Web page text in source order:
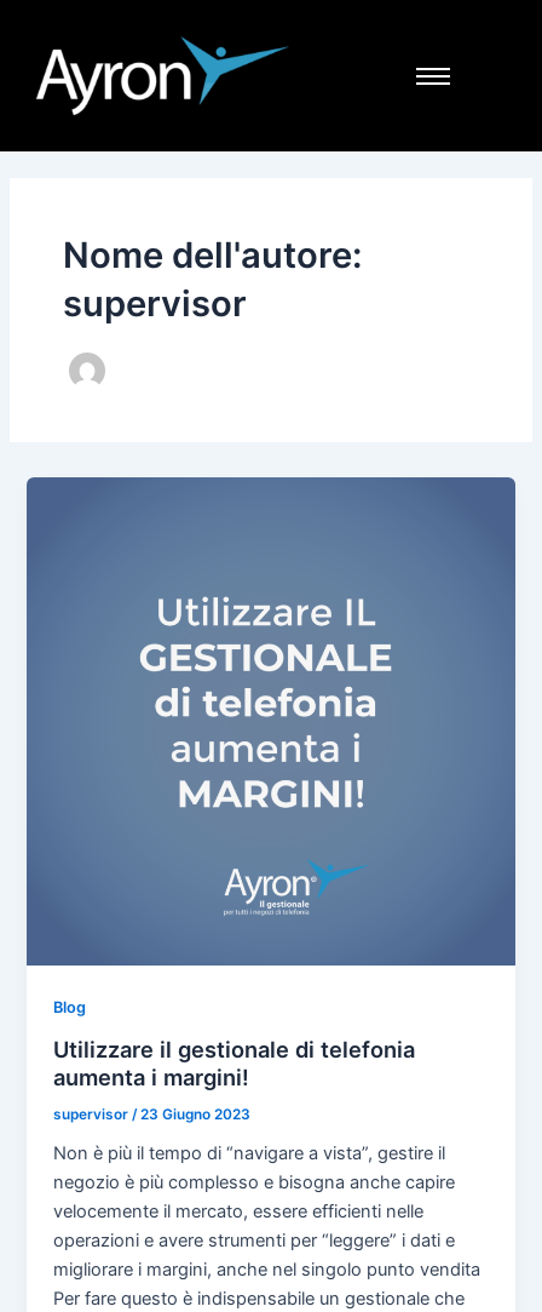
contenuto
Nome dell'autore:
supervisor
Blog
Utilizzare il gestionale di telefonia
aumenta i margini!
supervisor /23 Giugno 2023
Non è più il tempo di “navigare a vista”, gestire il
negozio è più complesso e bisogna anche capire
velocemente il mercato, essere efficienti nelle
operazioni e avere strumenti per “leggere” i dati e
migliorare i margini, anche nel singolo punto vendita
Per fare questo è indispensabile un gestionale che